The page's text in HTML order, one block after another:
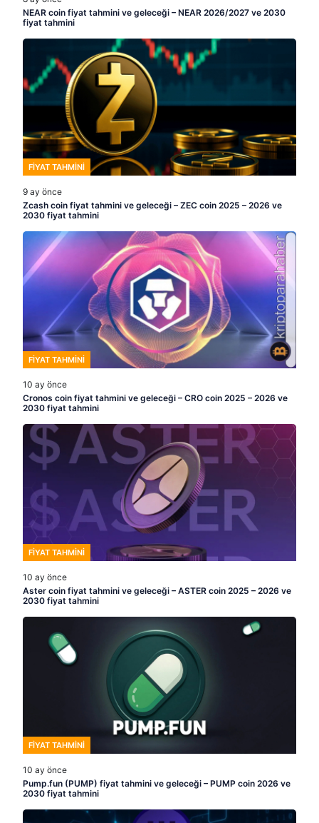
NEAR coin fiyat tahmini ve geleceği – NEAR 2026/2027 ve 2030
fiyat tahmini
FIYAT TAHMINI
9 ay önce
Zcash coin fiyat tahmini ve geleceği – ZEC coin 2025 – 2026 ve
2030 fiyat tahmini
FIYAT TAHMINI
10 ay önce
Cronos coin fiyat tahmini ve geleceği – CRO coin 2025 – 2026 ve
2030 fiyat tahmini
FIYAT TAHMINI
10 ay önce
Aster coin fiyat tahmini ve geleceği – ASTER coin 2025 – 2026 ve
2030 fiyat tahmini
FIYAT TAHMINI
10 ay önce
Pump.fun (PUMP) fiyat tahmini ve geleceği – PUMP coin 2026 ve
2030 fiyat tahmini